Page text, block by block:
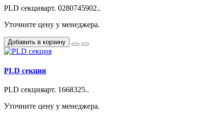
PLD секцияарт. 0280745902..
Уточните цену у менеджера.
Добавить в корзину
PLD секция
PLD секцияарт. 1668325..
Уточните цену у менеджера.